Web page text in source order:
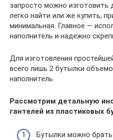
запросто можно изготовить
легко найти или же купить,
минимальная. Главное —
наполнитель и надежно
Для изготовления
всего лишь 2 бутылки
наполнитель.
Рассмотрим детальную
гантелей из пластиковых
Бутылки можно